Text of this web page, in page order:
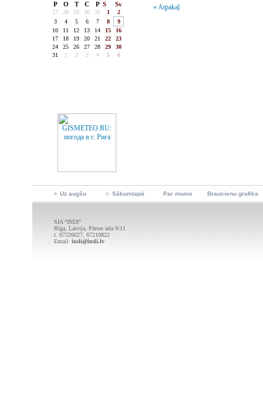
P O T C P S Sv
27 28 29 30 31 1
2
3
4 5 6 7 8
9
10
11 12 13 14 15
16
17
18 19 20 21 22
23
24
25 26 27 28 29
30
31
1 2 3 4 5 6
« Atpakaļ
Uz augšu Sākumlapā Par mums Braucienu grafiks
SIA “INDI”
Rīga, Latvija, Pērses iela 9/11
t. 67226627, 67210822
Email: indi@indi.lv